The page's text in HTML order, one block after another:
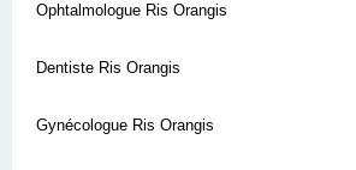
Ophtalmologue Ris Orangis
Dentiste Ris Orangis
Gynécologue Ris Orangis